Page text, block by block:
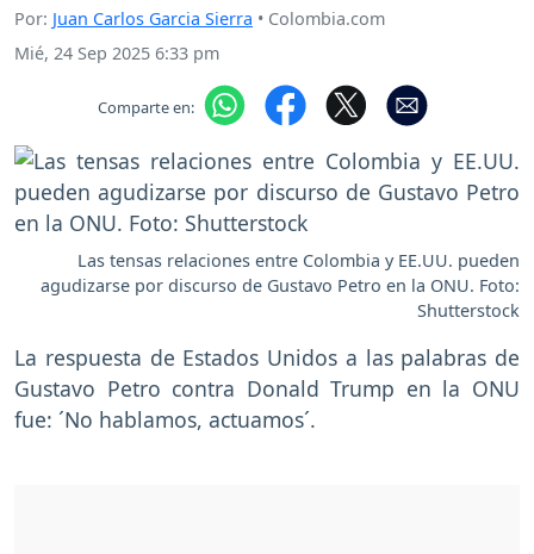
Por: Juan Carlos Garcia Sierra • Colombia.com
Mié, 24 Sep 2025 6:33 pm
Comparte en:
Las tensas relaciones entre Colombia y EE.UU. pueden
agudizarse por discurso de Gustavo Petro en la ONU. Foto:
Shutterstock
La respuesta de Estados Unidos a las palabras de
Gustavo Petro contra Donald Trump en la ONU
fue: ´No hablamos, actuamos´.